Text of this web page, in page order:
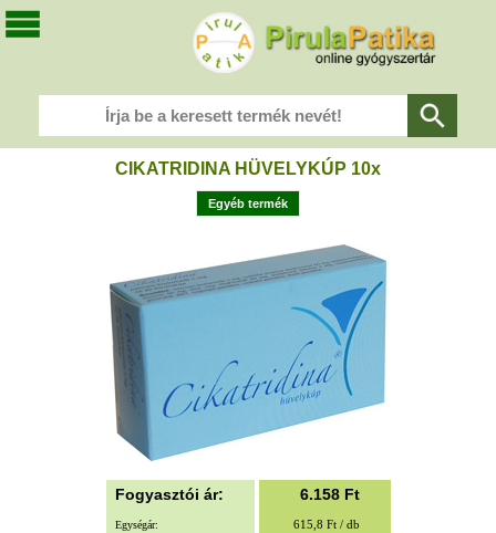
CIKATRIDINA HÜVELYKÚP 10x
Egyéb termék
Fogyasztói ár: 6.158Ft
Egységár: 615,8 Ft / db